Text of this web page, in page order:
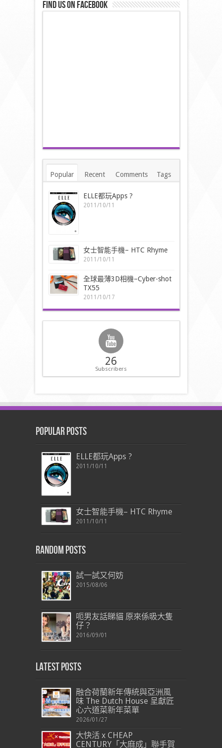
Find us on Facebook
Popular Recent Comments Tags
ELLE都玩Apps ?
2011/10/11
女士智能手機– HTC Rhyme
2011/10/11
全球最薄3D相機–Cyber-shot
TX55
2011/10/17
26
Subscribers
Popular Posts
ELLE都玩Apps ?
2011/10/11
女士智能手機– HTC Rhyme
2011/10/11
Random Posts
試一試又何妨
2015/08/06
呃男友話睇貓 原來係昅大隻
仔？
2016/09/01
Latest Posts
融合荷蘭新年傳統與亞洲風
味 The Dutch House 呈獻匠
心六道菜新年菜單
2026/01/27
大快活 x CHEAP
CENTURY「大麻成」聯手賀